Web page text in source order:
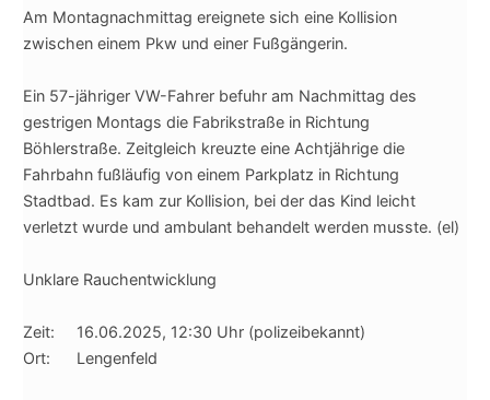
Am Montagnachmittag ereignete sich eine Kollision
zwischen einem Pkw und einer Fußgängerin.
Ein 57-jähriger VW-Fahrer befuhr am Nachmittag des
gestrigen Montags die Fabrikstraße in Richtung
Böhlerstraße. Zeitgleich kreuzte eine Achtjährige die
Fahrbahn fußläufig von einem Parkplatz in Richtung
Stadtbad. Es kam zur Kollision, bei der das Kind leicht
verletzt wurde und ambulant behandelt werden musste. (el)
Unklare Rauchentwicklung
Zeit: 16.06.2025, 12:30 Uhr (polizeibekannt)
Ort: Lengenfeld